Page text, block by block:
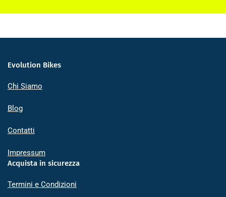
Evolution Bikes
Chi Siamo
Blog
Contatti
Impressum
Acquista in sicurezza
Termini e Condizioni